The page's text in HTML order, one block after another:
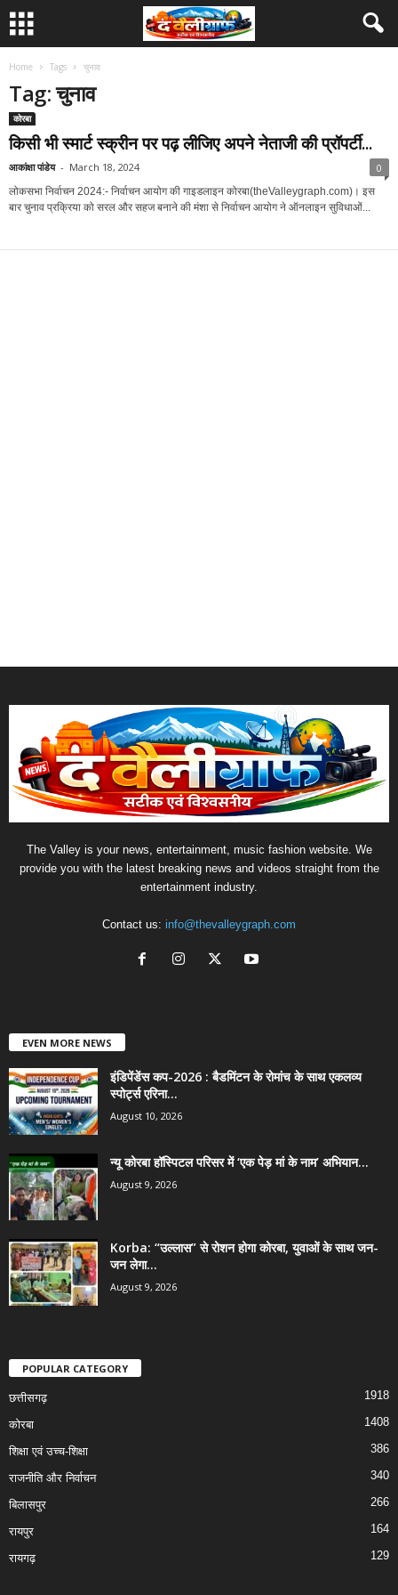
Home Tags चुनाव
Tag: चुनाव
कोरबा
किसी भी स्मार्ट स्क्रीन पर पढ़ लीजिए अपने नेताजी की प्रॉपर्टी...
आकांक्षा पांडेय - March 18, 2024 0
लोकसभा निर्वाचन 2024:- निर्वाचन आयोग की गाइडलाइन कोरबा(theValleygraph.com)। इस
बार चुनाव प्रक्रिया को सरल और सहज बनाने की मंशा से निर्वाचन आयोग ने ऑनलाइन सुविधाओं...
The Valley is your news, entertainment, music fashion website. We
provide you with the latest breaking news and videos straight from the
entertainment industry.
Contact us: info@thevalleygraph.com
EVEN MORE NEWS
इंडिपेंडेंस कप-2026 : बैडमिंटन के रोमांच के साथ एकलव्य
स्पोर्ट्स एरिना...
August 10, 2026
न्यू कोरबा हॉस्पिटल परिसर में ‘एक पेड़ मां के नाम’ अभियान...
August 9, 2026
Korba: “उल्लास” से रोशन होगा कोरबा, युवाओं के साथ जन-
जन लेगा...
August 9, 2026
POPULAR CATEGORY
छत्तीसगढ़ 1918
कोरबा 1408
शिक्षा एवं उच्च-शिक्षा 386
राजनीति और निर्वाचन 340
बिलासपुर 266
रायपुर 164
रायगढ़ 129